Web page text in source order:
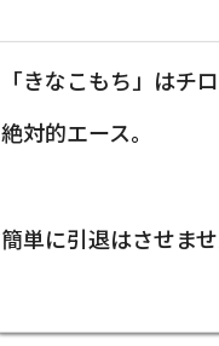
「きなこもち」はチ
絶対的エース。
簡単に引退はさせませ